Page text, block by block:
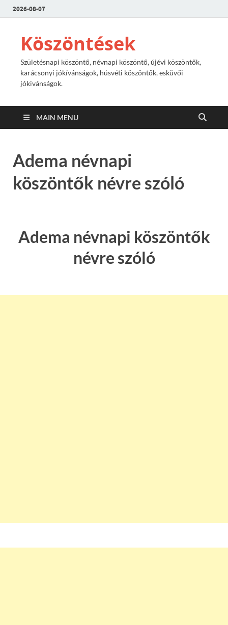
2026-08-07
Köszöntések
Születésnapi köszöntő, névnapi köszöntő, újévi köszöntők,
karácsonyi jókívánságok, húsvéti köszöntők, esküvői
jókivánságok.
MAIN MENU
Adema névnapi
köszöntők névre szóló
Adema névnapi köszöntők
névre szóló